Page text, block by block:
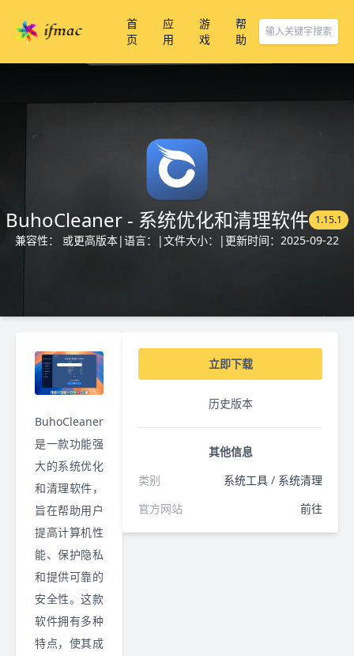
首
页
应
用
游
戏
帮
助
BuhoCleaner - 系统优化和清理软件 1.15.1
兼容性： 或更高版本|语言： |文件大小： | 更新时间：2025-09-22
BuhoCleaner
是一款功能强
大的系统优化
和清理软件，
旨在帮助用户
提高计算机性
能、保护隐私
和提供可靠的
安全性。这款
软件拥有多种
特点，使其成
立即下载
历史版本
其他信息
类别
系统工具 / 系统清理
官方网站
前往